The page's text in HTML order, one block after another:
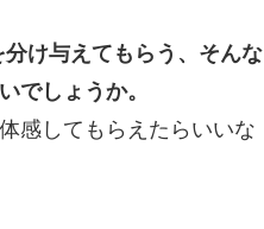
け与えてもらう、そんな
でしょうか。
感してもらえたらいいな